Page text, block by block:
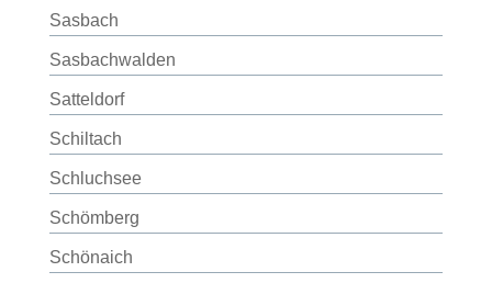
Sasbach
Sasbachwalden
Satteldorf
Schiltach
Schluchsee
Schömberg
Schönaich